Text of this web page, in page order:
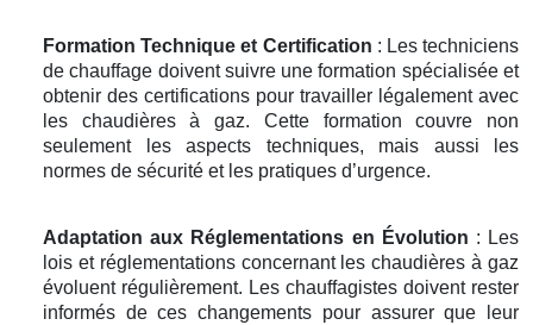
Formation Technique et Certification : Les techniciens
de chauffage doivent suivre une formation spécialisée et
obtenir des certifications pour travailler légalement avec
les chaudières à gaz. Cette formation couvre non
seulement les aspects techniques, mais aussi les
normes de sécurité et les pratiques d’urgence.
Adaptation aux Réglementations en Évolution : Les
lois et réglementations concernant les chaudières à gaz
évoluent régulièrement. Les chauffagistes doivent rester
informés de ces changements pour assurer que leur